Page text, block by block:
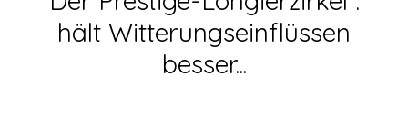
hält Witterungseinflüssen
besser...